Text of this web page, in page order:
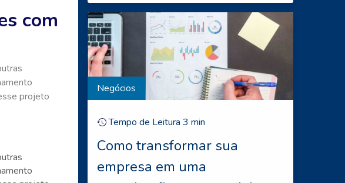
com
projeto
Negócios
Tempo de Leitura 3 min
Como transformar sua
empresa em uma